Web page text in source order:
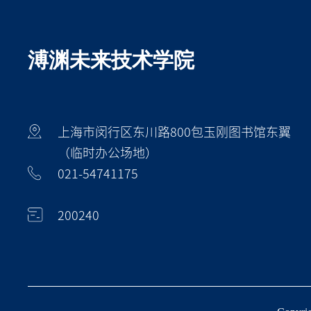
溥渊未来技术学院
上海市闵行区东川路800包玉刚图书馆东翼
（临时办公场地）
021-54741175
200240